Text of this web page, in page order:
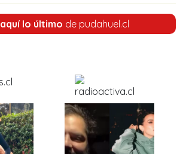
aquí lo último de pudahuel.cl